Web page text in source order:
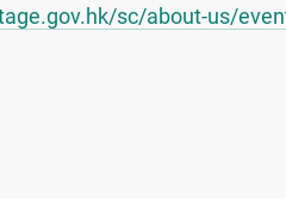
sc/about-us/